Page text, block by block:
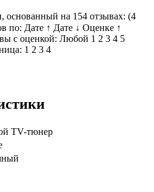
основанный на 154 отзывах: (4
по: Дате ↑ Дате ↓ Оценке ↑
с оценкой: Любой 1 2 3 4 5
1 2 3 4
TV-тюнер